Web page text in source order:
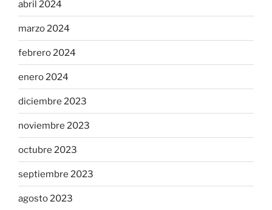
abril 2024
marzo 2024
febrero 2024
enero 2024
diciembre 2023
noviembre 2023
octubre 2023
septiembre 2023
agosto 2023